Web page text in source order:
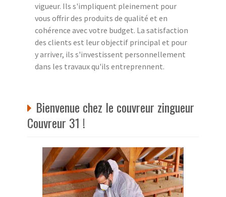
vigueur. Ils s'impliquent pleinement pour
vous offrir des produits de qualité et en
cohérence avec votre budget. La satisfaction
des clients est leur objectif principal et pour
y arriver, ils s'investissent personnellement
dans les travaux qu'ils entreprennent.
Bienvenue chez le couvreur zingueur
Couvreur 31 !